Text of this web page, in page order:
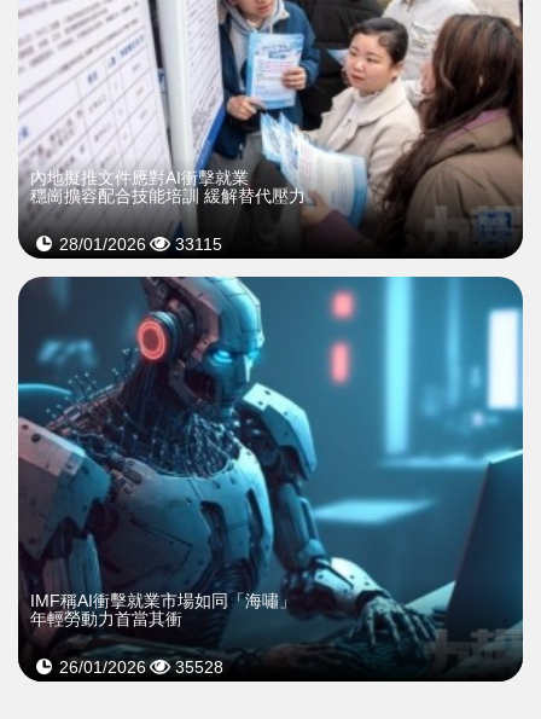
內地擬推文件應對AI衝擊就業
穩崗擴容配合技能培訓 緩解替代壓力
28/01/2026 33115
IMF稱AI衝擊就業市場如同「海嘯」
年輕勞動力首當其衝
26/01/2026 35528